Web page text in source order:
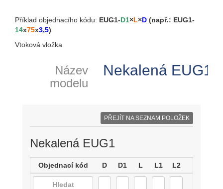
Příklad objednacího kódu: EUG1-D1×L×D (např.: EUG1-
14x75x3,5)
Vtoková vložka